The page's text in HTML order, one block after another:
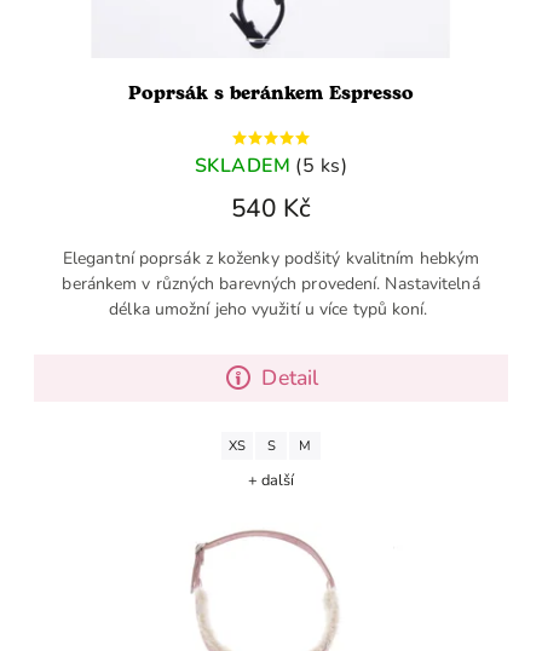
Poprsák s beránkem Espresso
SKLADEM (5 ks)
540 Kč
Detail
Elegantní poprsák z koženky podšitý kvalitním hebkým
beránkem v různých barevných provedení. Nastavitelná
délka umožní jeho využití u více typů koní.
XS S M
+ další